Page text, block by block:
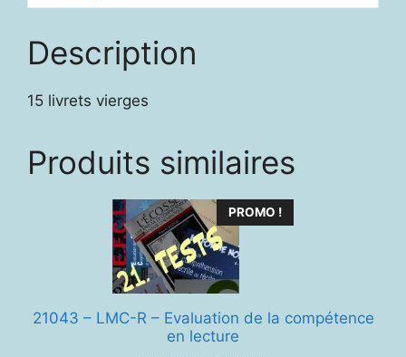
de
15
Description
15 livrets vierges
Produits similaires
PROMO !
21043 – LMC-R – Evaluation de la compétence
en lecture